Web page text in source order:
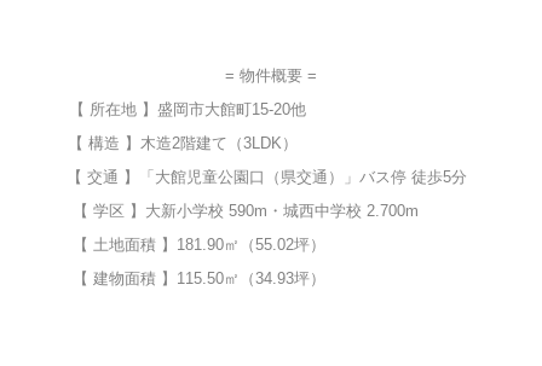
= 物件概要 =
【 所在地 】盛岡市大館町15-20他
【 構造 】木造2階建て（3LDK）
【 交通 】「大館児童公園口（県交通）」バス停 徒歩5分
【 学区 】大新小学校 590m・城西中学校 2.700m
【 土地面積 】181.90㎡（55.02坪）
【 建物面積 】115.50㎡（34.93坪）